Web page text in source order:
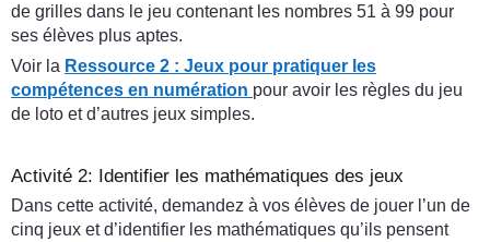
de grilles dans le jeu contenant les nombres 51 à 99 pour
ses élèves plus aptes.
Voir la Ressource 2 : Jeux pour pratiquer les
compétences en numération pour avoir les règles du jeu
de loto et d’autres jeux simples.
Activité 2: Identifier les mathématiques des jeux
Dans cette activité, demandez à vos élèves de jouer l’un de
cinq jeux et d’identifier les mathématiques qu’ils pensent